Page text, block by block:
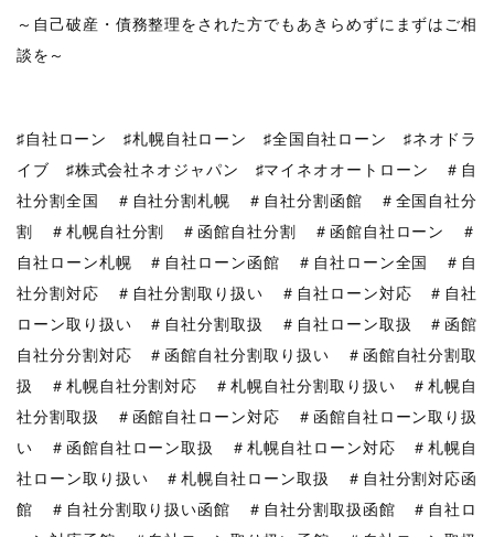
～自己破産・債務整理をされた方でもあきらめずにまずはご相
談を～
♯自社ローン ♯札幌自社ローン ♯全国自社ローン ♯ネオドラ
イブ ♯株式会社ネオジャパン ♯マイネオオートローン ＃自
社分割全国 ＃自社分割札幌 ＃自社分割函館 ＃全国自社分
割 ＃札幌自社分割 ＃函館自社分割 ＃函館自社ローン ＃
自社ローン札幌 ＃自社ローン函館 ＃自社ローン全国 ＃自
社分割対応 ＃自社分割取り扱い ＃自社ローン対応 ＃自社
ローン取り扱い ＃自社分割取扱 ＃自社ローン取扱 ＃函館
自社分分割対応 ＃函館自社分割取り扱い ＃函館自社分割取
扱 ＃札幌自社分割対応 ＃札幌自社分割取り扱い ＃札幌自
社分割取扱 ＃函館自社ローン対応 ＃函館自社ローン取り扱
い ＃函館自社ローン取扱 ＃札幌自社ローン対応 ＃札幌自
社ローン取り扱い ＃札幌自社ローン取扱 ＃自社分割対応函
館 ＃自社分割取り扱い函館 ＃自社分割取扱函館 ＃自社ロ